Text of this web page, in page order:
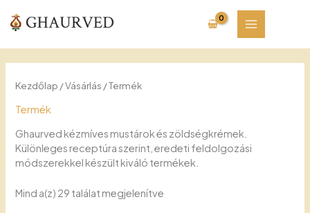
content
Kezdőlap /Vásárlás / Termék
Termék
Ghaurved kézmíves mustárok és zöldségkrémek.
Különleges receptúra szerint, eredeti feldolgozási
módszerekkel készült kiváló termékek.
Mind a(z) 29 találat megjelenítve